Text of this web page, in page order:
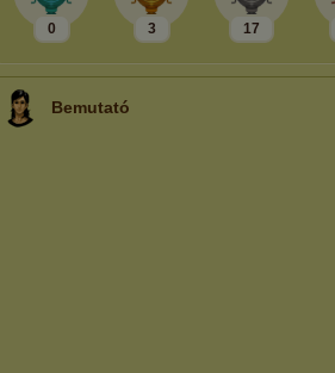
0 3 17
Bemutató